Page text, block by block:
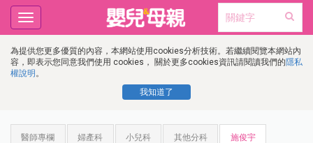
為提供您更多優質的內容，本網站使用cookies分析技術。若繼續閱覽本網站內
容，即表示您同意我們使用 cookies， 關於更多cookies資訊請閱讀我們的隱私
權說明 。
我知道了
Toggle
navigation
醫師專欄 婦產科 小兒科 其他分科 施俊宇